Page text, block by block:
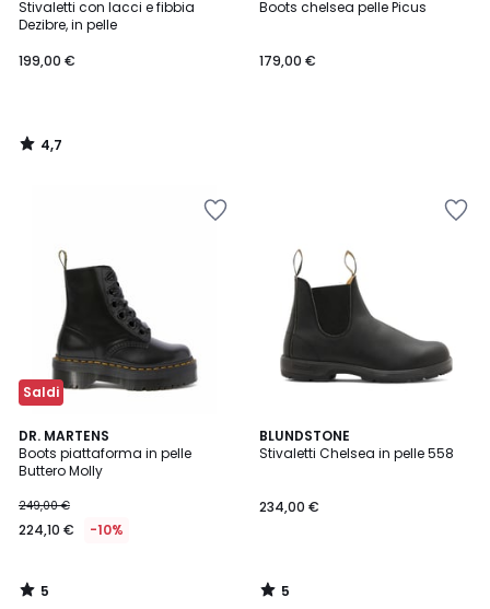
Stivaletti con lacci e fibbia
Dezibre, in pelle
199,00 €
/ 5
4,7
/
Boots chelsea pelle Picus
179,00 €
Saldi
DR. MARTENS
Boots piattaforma in pelle
Buttero Molly
249,00 €
224,10 € -10%
5
/
5
5
/
BLUNDSTONE
Stivaletti Chelsea in pelle 558
234,00 €
5
/
5
/